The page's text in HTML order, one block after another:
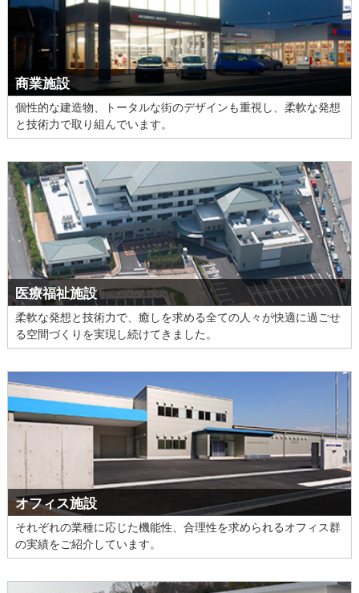
商業施設
個性的な建造物、トータルな街のデザインも重視し、柔軟な発想
と技術力で取り組んでいます。
医療福祉施設
柔軟な発想と技術力で、癒しを求める全ての人々が快適に過ごせ
る空間づくりを実現し続けてきました。
オフィス施設
それぞれの業種に応じた機能性、合理性を求められるオフィス群
の実績をご紹介しています。